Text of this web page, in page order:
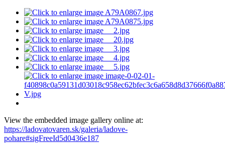
View the embedded image gallery online at:
https://ladovatovaren.sk/galeria/ladove-
pohare#sigFreeId5d0436e187